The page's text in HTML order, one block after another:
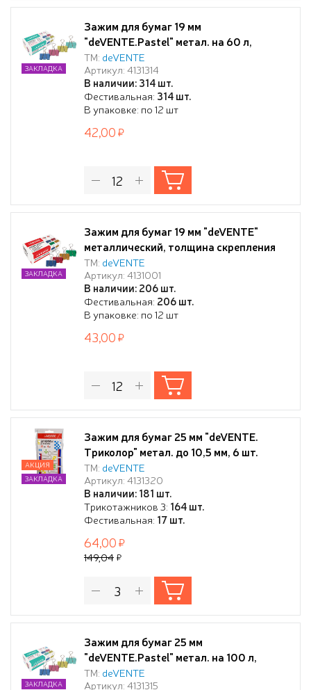
Зажим для бумаг 19 мм
"deVENTE.Pastel" метал. на 60 л,
цветной ассорти, 12 шт в картонной
коробке
ТМ: deVENTE
Артикул: 4131314
В наличии: 314 шт.
Фестивальная: 314 шт.
В упаковке: по 12 шт
ЗАКЛАДКА
42,00
Зажим для бумаг 19 мм "deVENTE"
металлический, толщина скрепления
до 6 мм, цветной ассорти, 12 шт в
картонной коробке
ТМ: deVENTE
Артикул: 4131001
В наличии: 206 шт.
Фестивальная: 206 шт.
В упаковке: по 12 шт
ЗАКЛАДКА
43,00
Зажим для бумаг 25 мм "deVENTE.
Триколор" метал. до 10,5 мм, 6 шт.
ТМ: deVENTE
Артикул: 4131320
В наличии: 181 шт.
Трикотажников 3: 164 шт.
Фестивальная: 17 шт.
АКЦИЯ
ЗАКЛАДКА
64,00
149,04
Зажим для бумаг 25 мм
"deVENTE.Pastel" метал. на 100 л,
цветной ассорти, 12 шт в картонной
ТМ: deVENTE
Артикул: 4131315
ЗАКЛАДКА